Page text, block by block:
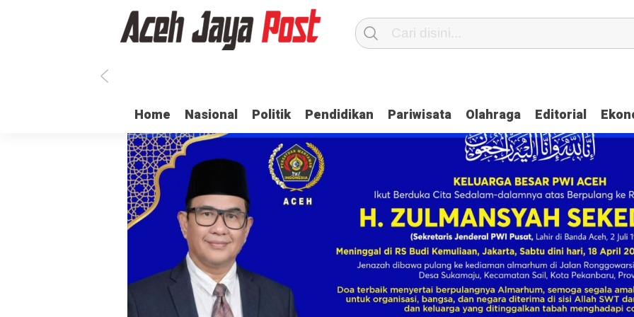
Home Nasional Politik Pendidikan Pariwisata Olahraga Editorial
ASN di Aceh Jaya Belum Terima Gaji Ulama dan Pj Bupati Aceh Jaya Bahas Penguatan Kemandirian Dayah Dua Oknum Anggota Polda